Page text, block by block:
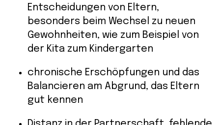
Entscheidungen von Eltern,
besonders beim Wechsel zu neuen
Gewohnheiten, wie zum Beispiel von
der Kita zum Kindergarten
chronische Erschöpfungen und das
Balancieren am Abgrund, das Eltern
gut kennen